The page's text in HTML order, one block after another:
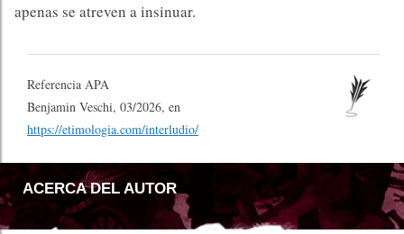
apenas se atreven a insinuar.
Referencia APA
Benjamin Veschi, 03/2026, en
https://etimologia.com/interludio/
ACERCA DEL AUTOR